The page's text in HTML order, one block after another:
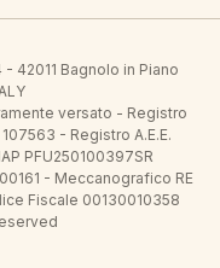
42011 Bagnolo in Piano
versato - Registro
- Registro A.E.E.
PFU250100397SR
- Meccanografico RE
Fiscale 00130010358